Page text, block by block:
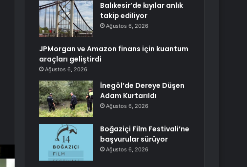
Balıkesir’de kıyılar anlık
takip ediliyor
Ağustos 6, 2026
JPMorgan ve Amazon finans için kuantum
araçları geliştirdi
Ağustos 6, 2026
İnegöl’de Dereye Düşen
Adam Kurtarıldı
Ağustos 6, 2026
Boğaziçi Film Festivali’ne
başvurular sürüyor
Ağustos 6, 2026